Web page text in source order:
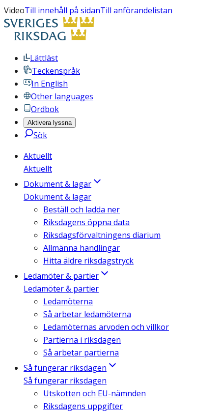
VideoTill innehåll på sidanTill anförandelistan
Lättläst
Teckenspråk
In English
Other languages
Ordbok
Aktivera lyssna
Sök
Aktuellt
Aktuellt
Dokument & lagar
Dokument & lagar
Beställ och ladda ner
Riksdagens öppna data
Riksdagsförvaltningens diarium
Allmänna handlingar
Hitta äldre riksdagstryck
Ledamöter & partier
Ledamöter & partier
Ledamöterna
Så arbetar ledamöterna
Ledamöternas arvoden och villkor
Partierna i riksdagen
Så arbetar partierna
Så fungerar riksdagen
Så fungerar riksdagen
Utskotten och EU-nämnden
Riksdagens uppgifter